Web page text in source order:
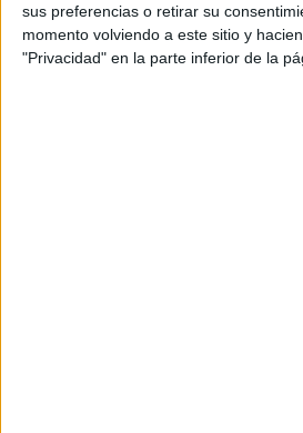
sus preferencias o retirar su
momento volviendo a este sitio y
"Privacidad" en la parte inferior de la
TWEET